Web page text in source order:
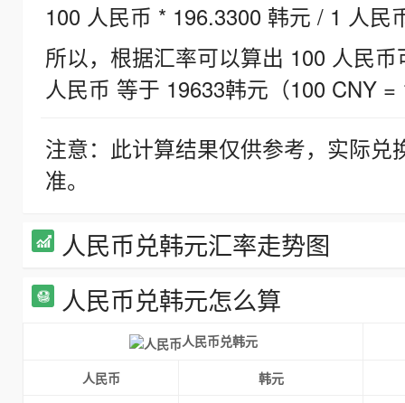
100 人民币 * 196.3300 韩元 / 1 人民
所以，根据汇率可以算出 100 人民
人民币 等于 19633韩元（100 CNY =
注意：此计算结果仅供参考，实际
准。
人民币兑韩元汇率走势图
人民币兑韩元怎么算
人民币兑韩元
人民币
韩元